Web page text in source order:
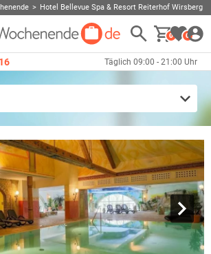
Hotel Bellevue Spa & Resort Reiterhof Wirsberg
0 0
Täglich 09:00 - 21:00 Uhr